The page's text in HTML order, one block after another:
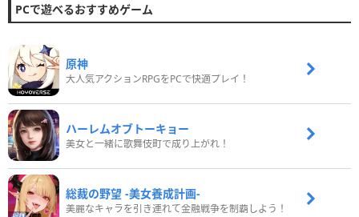
PCで遊べるおすすめゲーム
原神
大人気アクションRPGをPCで快適プレイ！
ハーレムオブトーキョー
美女と一緒に歌舞伎町で成り上がれ！
総裁の野望 -美女養成計画-
美麗なキャラを引き連れて金融戦争を制覇しよう！